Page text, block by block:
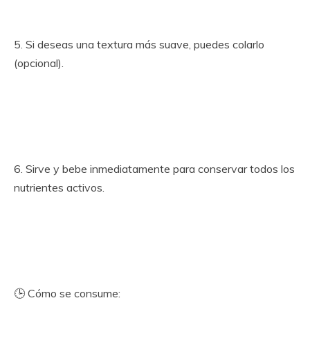
5. Si deseas una textura más suave, puedes colarlo
(opcional).
6. Sirve y bebe inmediatamente para conservar todos los
nutrientes activos.
🕒 Cómo se consume: